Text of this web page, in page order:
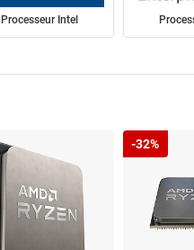
Processeur Intel
-32%